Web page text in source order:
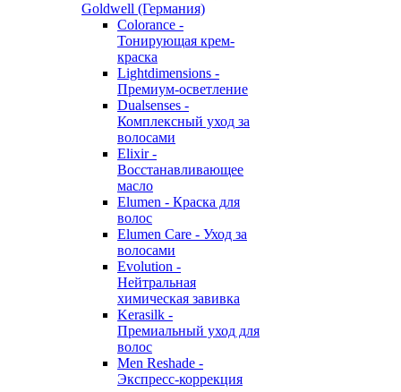
Goldwell (Германия)
Colorance -
Тонирующая крем-
краска
Lightdimensions -
Премиум-осветление
Dualsenses -
Комплексный уход за
волосами
Elixir -
Восстанавливающее
масло
Elumen - Краска для
волос
Elumen Care - Уход за
волосами
Evolution -
Нейтральная
химическая завивка
Kerasilk -
Премиальный уход для
волос
Men Reshade -
Экспресс-коррекция